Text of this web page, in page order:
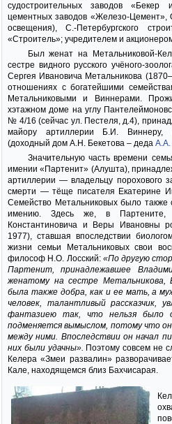
судостроительных заводов
цементных заводов «Железо-Цемент»,
освещения), С.-Петербургского
«Строитель»; учредителем и
Был женат на Метальниковой-
сестре видного русского учёного-
Сергея Ивановича Метальникова
отношениях с богатейшими
Метальниковыми и Виннерами.
хэтажном доме на углу
№ 4/16 (сейчас ул. Пестеля, д.4),
майору артиллерии Б.И. Виннеру,
(доходный дом А.Н. Бекетова – деда А.А.
Значительную часть времени
имении «Партенит» (Алушта),
артиллерии — владельцу порохового
смерти — тёще писателя Екатерине
Семейство Метальниковых было также
имению. Здесь же, в
Константиновича и Веры Ивановны
1977), ставшая впоследствии
жизни семьи Метальниковых свои
философ Н.О. Лосский: «По другую
Партенит, принадлежавшее
женатому на сестре Метальникова,
была также добра, как и ее мать, а
человек, талантливый рассказчик,
фантазиею так, что нельзя было
подменяется вымыслом, потому что
между ними. Впоследствии он начал
них были удачны». Поэтому совсем не
Келера «Змеи развалин»
Кале, находящемся близ Бахчисарая.